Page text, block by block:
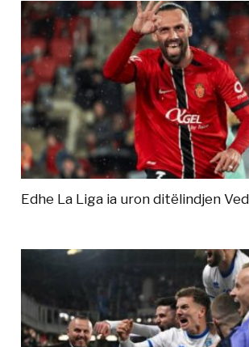
Edhe La Liga ia uron ditëlindjen